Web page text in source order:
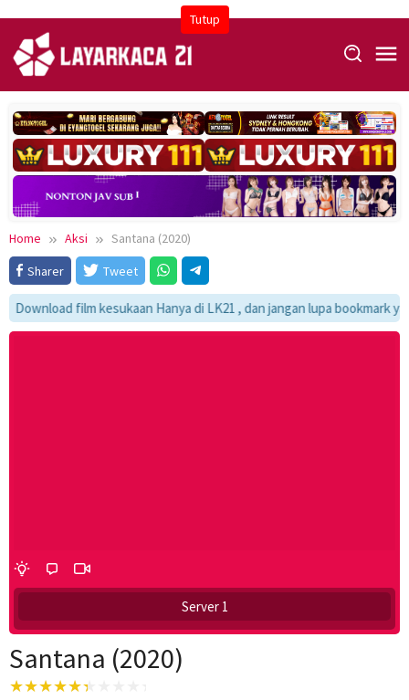
Tutup
content
Home Aksi
Santana (2020)
Sharer
Tweet
Download film kesukaan Hanya di LK21 , dan jangan lupa bookmark ya :)
Server 1
Santana (2020)